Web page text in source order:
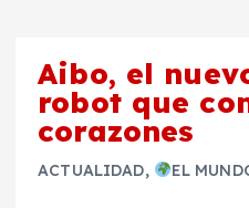
Aibo, el
robot que
corazones
ACTUALIDAD, EL